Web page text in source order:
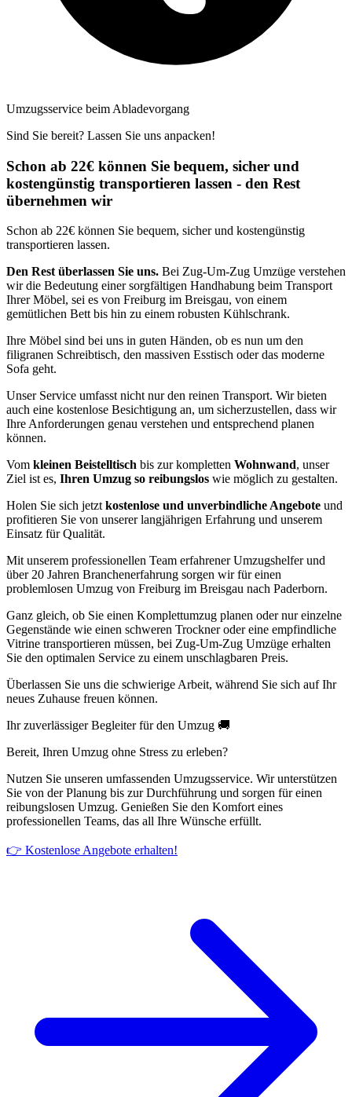
Umzugsservice beim Abladevorgang
Sind Sie bereit? Lassen Sie uns anpacken!
Schon ab 22€ können Sie bequem, sicher und
kostengünstig transportieren lassen - den Rest
übernehmen wir
Schon ab 22€ können Sie bequem, sicher und kostengünstig
transportieren lassen.
Den Rest überlassen Sie uns. Bei Zug-Um-Zug Umzüge verstehen
wir die Bedeutung einer sorgfältigen Handhabung beim Transport
Ihrer Möbel, sei es von Freiburg im Breisgau, von einem
gemütlichen Bett bis hin zu einem robusten Kühlschrank.
Ihre Möbel sind bei uns in guten Händen, ob es nun um den
filigranen Schreibtisch, den massiven Esstisch oder das moderne
Sofa geht.
Unser Service umfasst nicht nur den reinen Transport. Wir bieten
auch eine kostenlose Besichtigung an, um sicherzustellen, dass wir
Ihre Anforderungen genau verstehen und entsprechend planen
können.
Vom kleinen Beistelltisch bis zur kompletten Wohnwand, unser
Ziel ist es, Ihren Umzug so reibungslos wie möglich zu gestalten.
Holen Sie sich jetzt kostenlose und unverbindliche Angebote und
profitieren Sie von unserer langjährigen Erfahrung und unserem
Einsatz für Qualität.
Mit unserem professionellen Team erfahrener Umzugshelfer und
über 20 Jahren Branchenerfahrung sorgen wir für einen
problemlosen Umzug von Freiburg im Breisgau nach Paderborn.
Ganz gleich, ob Sie einen Komplettumzug planen oder nur einzelne
Gegenstände wie einen schweren Trockner oder eine empfindliche
Vitrine transportieren müssen, bei Zug-Um-Zug Umzüge erhalten
Sie den optimalen Service zu einem unschlagbaren Preis.
Überlassen Sie uns die schwierige Arbeit, während Sie sich auf Ihr
neues Zuhause freuen können.
Ihr zuverlässiger Begleiter für den Umzug 🚚
Bereit, Ihren Umzug ohne Stress zu erleben?
Nutzen Sie unseren umfassenden Umzugsservice. Wir unterstützen
Sie von der Planung bis zur Durchführung und sorgen für einen
reibungslosen Umzug. Genießen Sie den Komfort eines
professionellen Teams, das all Ihre Wünsche erfüllt.
👉 Kostenlose Angebote erhalten!